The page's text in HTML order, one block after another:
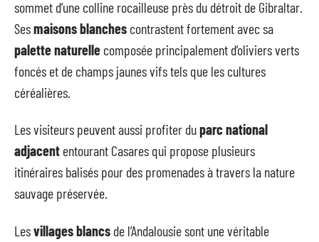
sommet d’une colline rocailleuse près du détroit de Gibraltar.
Sesmaisons blanches contrastent fortement avec sa
palette naturelle composée principalement d’oliviers verts
foncés et de champs jaunes vifs tels que les cultures
céréalières.
Les visiteurs peuvent aussi profiter duparc national
adjacent entourant Casares qui propose plusieurs
itinéraires balisés pour des promenades à travers la nature
sauvage préservée.
Lesvillages blancs de l’Andalousie sont une véritable